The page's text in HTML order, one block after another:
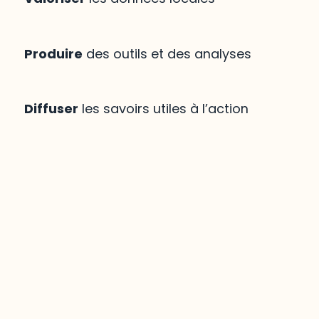
Produire des outils et des analyses
Diffuser les savoirs utiles à l’action